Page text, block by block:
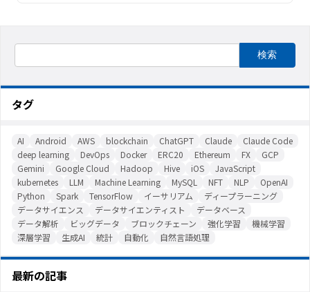
タグ
AI Android AWS blockchain ChatGPT Claude
Claude Code
deep learning
DevOps Docker ERC20 Ethereum FX
GCP
Gemini
Google Cloud Hadoop Hive iOS
JavaScript
kubernetes
LLM Machine Learning MySQL NFT NLP
OpenAI
Python
Spark TensorFlow イーサリアム
ディープラーニング
データサイエンス
データサイエンティスト
データベース
データ解析
ビッグデータ ブロックチェーン 強化学習
機械学習
深層学習
生成AI 統計 自動化 自然言語処理
最新の記事